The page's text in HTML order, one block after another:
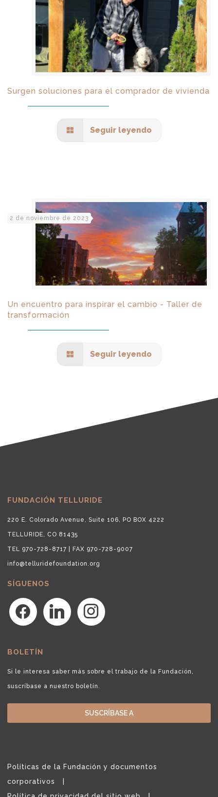
Surgen soluciones para el comprador de vivienda
Seguir leyendo
2 de noviembre de 2023
Un encuentro para inspirar el cambio - Taller de
transformación
Seguir leyendo
FUNDACIÓN TELLURIDE
220 E. Colorado Avenue, Suite 106, PO BOX 4222
TELLURIDE, CO 81435
TEL 970-728-8717 | FAX 970-728-9007
info@telluridefoundation.org
SÍGUENOS
facebook linkedin instagram
BOLETÍN
Si le interesa saber más sobre el trabajo de la Fundación,
suscríbase a nuestro boletín.
SUSCRÍBASE A
Políticas de la Fundación y documentos
corporativos